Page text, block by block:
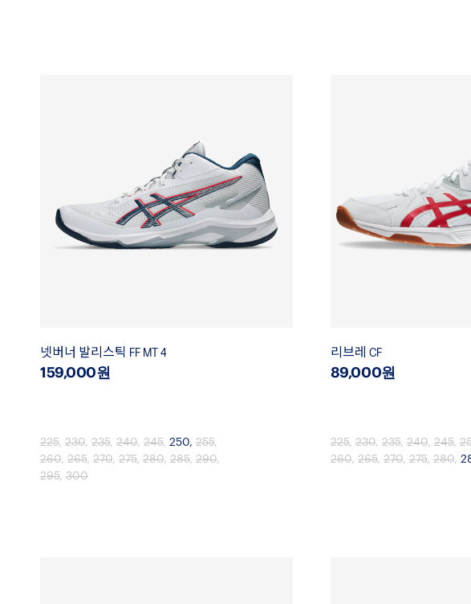
넷버너 발리스틱 FF MT 4
159,000원
225, 230, 235, 240, 245, 250, 255,
260, 265, 270, 275, 280, 285, 290,
295, 300
리브레 CF
89,000원
225, 230, 235, 240, 245,
260, 265, 270, 275, 280,